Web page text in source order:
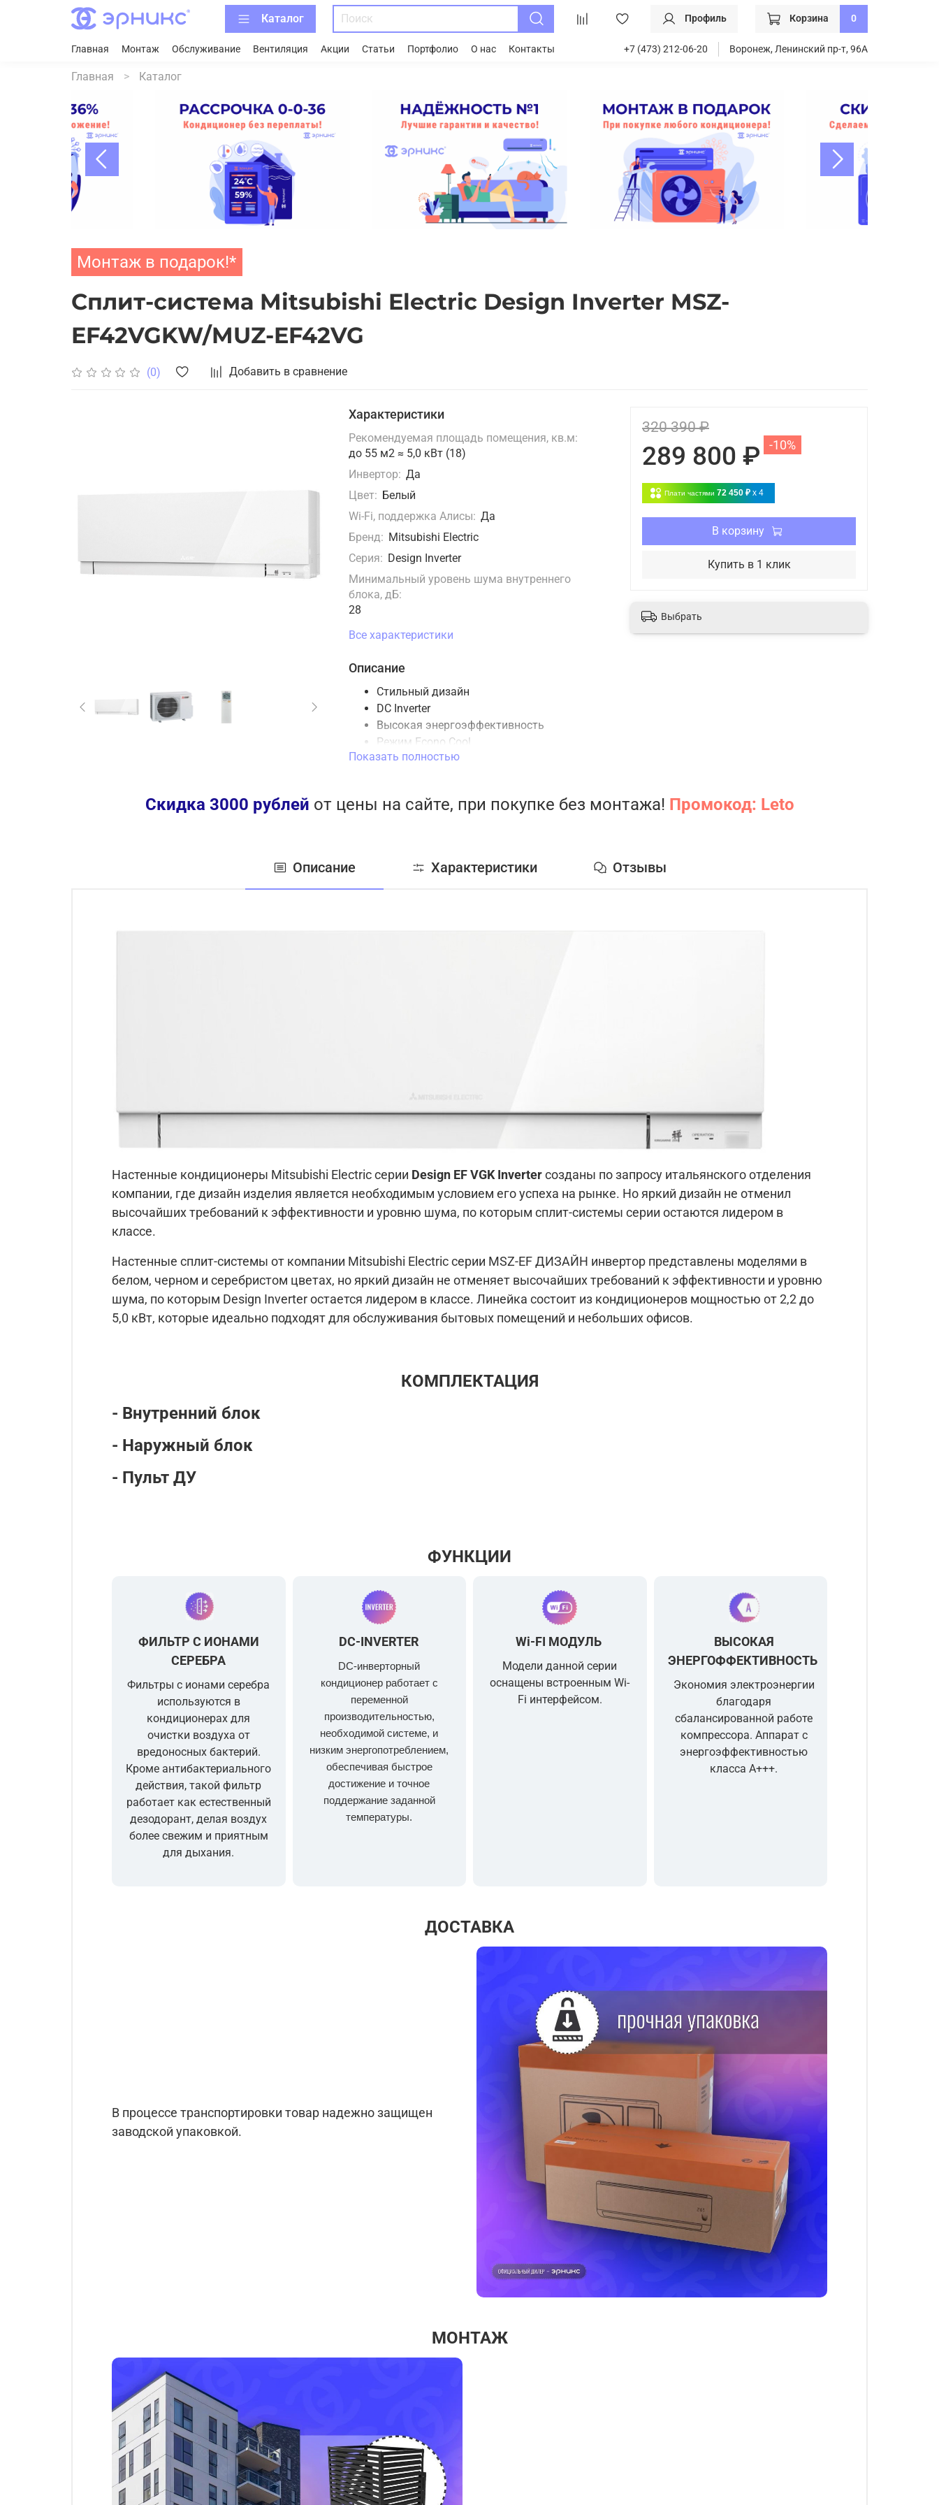
Каталог Профиль Корзина 0
Главная Монтаж Обслуживание Вентиляция Акции Статьи Портфолио О нас Контакты +7 (473) 212-06-20 Воронеж, Ленинский пр-т, 96А
Главная Каталог
Монтаж в подарок!*
Cплит-система Mitsubishi Electric Design Inverter MSZ-
EF42VGKW/MUZ-EF42VG
(0) Добавить в сравнение
Характеристики
Рекомендуемая площадь помещения, кв.м:
до 55 м2 ≈ 5,0 кВт (18)
Инвертор: Да
Цвет: Белый
Wi-Fi, поддержка Алисы: Да
Бренд: Mitsubishi Electric
Серия: Design Inverter
Минимальный уровень шума внутреннего
блока, дБ:
28
Все характеристики
Описание
Стильный дизайн
DC Inverter
Высокая энергоэффективность
Режим Econo Cool
Автоматическая заслонка
Наноплатиновый фильтр
Авторестарт
Самодиагностика
Низкий уровень шума
Показать полностью
320 390 ₽
289 800 ₽ -10%
Плати частями 72 450 ₽ x 4
В корзину
Купить в 1 клик
Выбрать
Скидка 3000 рублей от цены на сайте, при покупке без монтажа! Промокод: Leto
Описание Характеристики Отзывы
Настенные кондиционеры Mitsubishi Electric серии Design EF VGK Inverterсозданы по запросу итальянского отделения
компании, где дизайн изделия является необходимым условием его успеха на рынке. Но яркий дизайн не отменил
высочайших требований к эффективности и уровню шума, по которым сплит-системы серии остаются лидером в
классе.
Настенные сплит-системы от компании Mitsubishi Electric серии MSZ-EF ДИЗАЙН инвертор представлены моделями в
белом, черном и серебристом цветах, но яркий дизайн не отменяет высочайших требований к эффективности и уровню
шума, по которым Design Inverter остается лидером в классе. Линейка состоит из кондиционеров мощностью от 2,2 до
5,0 кВт, которые идеально подходят для обслуживания бытовых помещений и небольших офисов.
КОМПЛЕКТАЦИЯ
- Внутренний блок
- Наружный блок
- Пульт ДУ
ФУНКЦИИ
ФИЛЬТР С ИОНАМИ
СЕРЕБРА
Фильтры с ионами серебра
используются в
кондиционерах для
очистки воздуха от
вредоносных бактерий.
Кроме антибактериального
действия, такой фильтр
работает как естественный
дезодорант, делая воздух
более свежим и приятным
для дыхания.
DC-INVERTER
DC-инверторный
кондиционер работает с
переменной
производительностью,
необходимой системе, и
низким энергопотреблением,
обеспечивая быстрое
достижение и точное
поддержание заданной
температуры.
Wi-FI МОДУЛЬ
Модели данной серии
оснащены встроенным Wi-
Fi интерфейсом.
ВЫСОКАЯ
ЭНЕРГОФФЕКТИВНОСТЬ
Экономия электроэнергии
благодаря
сбалансированной работе
компрессора. Аппарат с
энергоэффективностью
класса А+++.
ДОСТАВКА
В процессе транспортировки товар надежно защищен
заводской упаковкой.
МОНТАЖ